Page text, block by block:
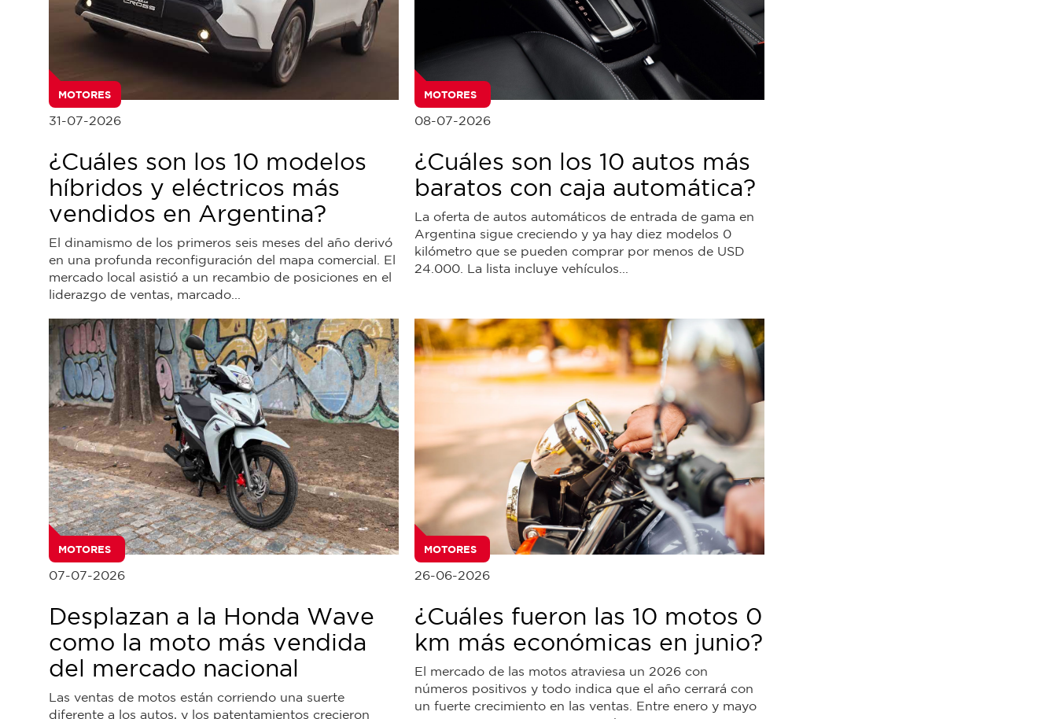
MOTORES
31-07-2026
¿Cuáles son los 10 modelos
híbridos y eléctricos más
vendidos en Argentina?
El dinamismo de los primeros seis meses del año derivó
en una profunda reconfiguración del mapa comercial. El
mercado local asistió a un recambio de posiciones en el
liderazgo de ventas, marcado...
MOTORES
08-07-2026
¿Cuáles son los 10 autos más
baratos con caja automática?
La oferta de autos automáticos de entrada de gama en
Argentina sigue creciendo y ya hay diez modelos 0
kilómetro que se pueden comprar por menos de USD
24.000. La lista incluye vehículos...
MOTORES
07-07-2026
Desplazan a la Honda Wave
como la moto más vendida
del mercado nacional
Las ventas de motos están corriendo una suerte
diferente a los autos, y los patentamientos crecieron
MOTORES
26-06-2026
¿Cuáles fueron las 10 motos 0
km más económicas en junio?
El mercado de las motos atraviesa un 2026 con
números positivos y todo indica que el año cerrará con
un fuerte crecimiento en las ventas. Entre enero y mayo